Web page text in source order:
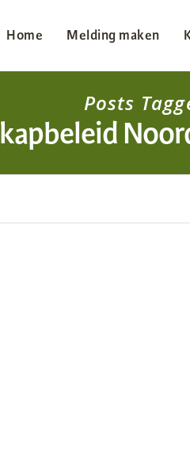
Home Melding maken
Posts
kapbeleid